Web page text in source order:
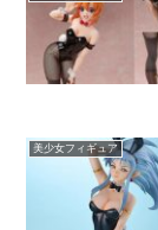
美少女フィギュア